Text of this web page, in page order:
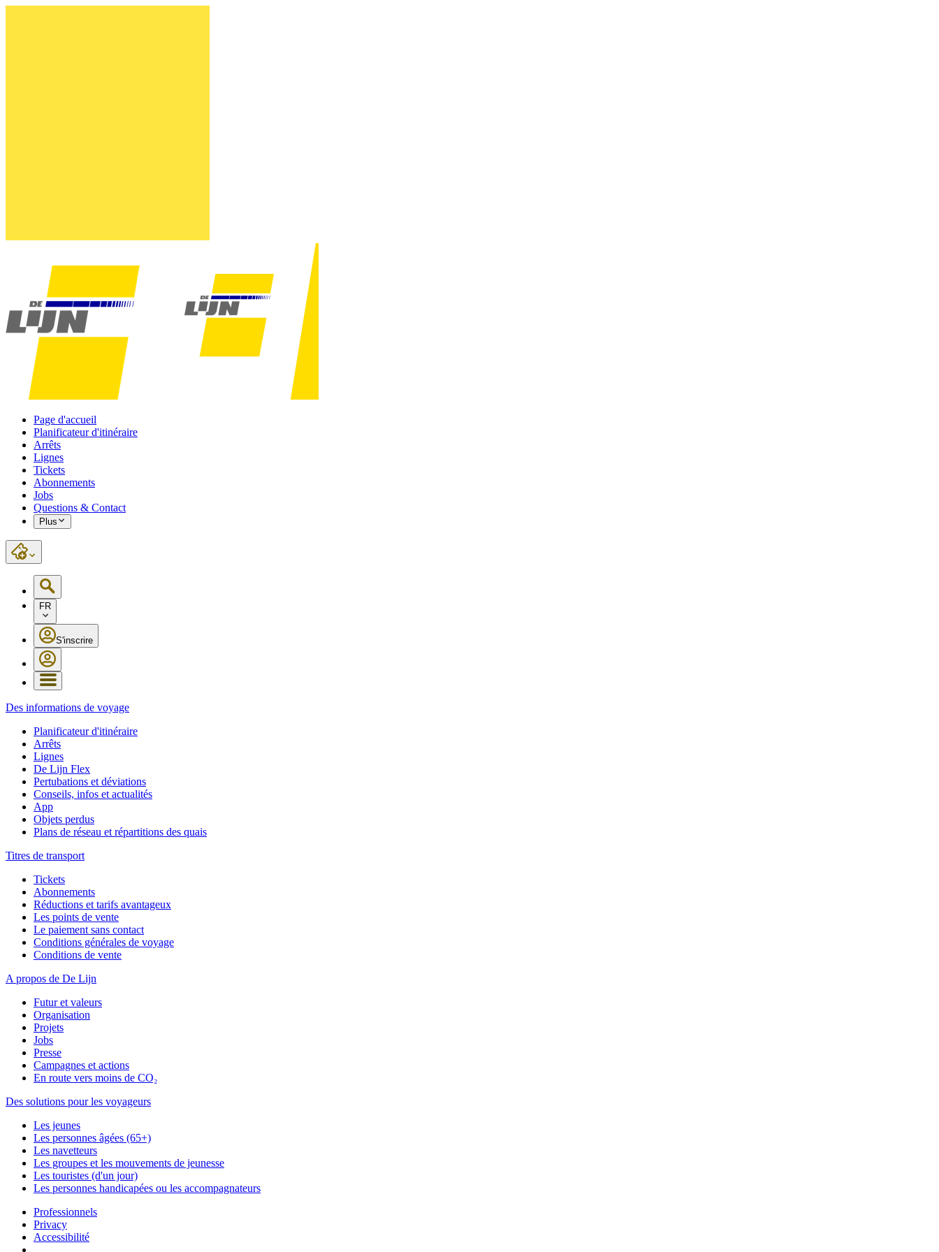
Page d'accueil
Planificateur d'itinéraire
Arrêts
Lignes
Tickets
Abonnements
Jobs
Questions & Contact
Plus
FR
S'inscrire
Des informations de voyage
Planificateur d'itinéraire
Arrêts
Lignes
De Lijn Flex
Pertubations et déviations
Conseils, infos et actualités
App
Objets perdus
Plans de réseau et répartitions des quais
Titres de transport
Tickets
Abonnements
Réductions et tarifs avantageux
Les points de vente
Le paiement sans contact
Conditions générales de voyage
Conditions de vente
A propos de De Lijn
Futur et valeurs
Organisation
Projets
Jobs
Presse
Campagnes et actions
En route vers moins de CO₂
Des solutions pour les voyageurs
Les jeunes
Les personnes âgées (65+)
Les navetteurs
Les groupes et les mouvements de jeunesse
Les touristes (d'un jour)
Les personnes handicapées ou les accompagnateurs
Professionnels
Privacy
Accessibilité